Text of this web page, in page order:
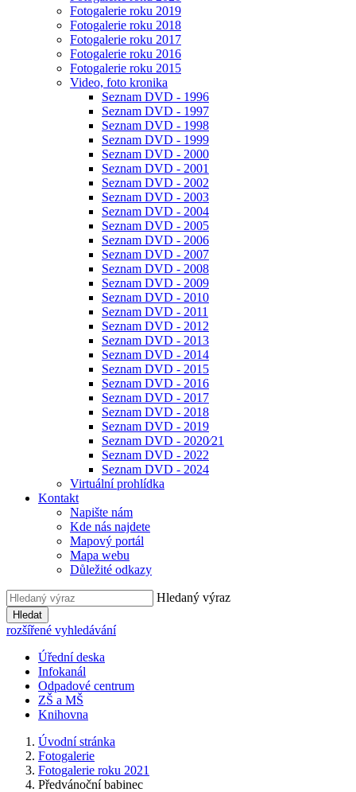
Fotogalerie roku 2019
Fotogalerie roku 2018
Fotogalerie roku 2017
Fotogalerie roku 2016
Fotogalerie roku 2015
Video, foto kronika
Seznam DVD - 1996
Seznam DVD - 1997
Seznam DVD - 1998
Seznam DVD - 1999
Seznam DVD - 2000
Seznam DVD - 2001
Seznam DVD - 2002
Seznam DVD - 2003
Seznam DVD - 2004
Seznam DVD - 2005
Seznam DVD - 2006
Seznam DVD - 2007
Seznam DVD - 2008
Seznam DVD - 2009
Seznam DVD - 2010
Seznam DVD - 2011
Seznam DVD - 2012
Seznam DVD - 2013
Seznam DVD - 2014
Seznam DVD - 2015
Seznam DVD - 2016
Seznam DVD - 2017
Seznam DVD - 2018
Seznam DVD - 2019
Seznam DVD - 2020⁄21
Seznam DVD - 2022
Seznam DVD - 2024
Virtuální prohlídka
Kontakt
Napište nám
Kde nás najdete
Mapový portál
Mapa webu
Důležité odkazy
Hledaný výraz
Hledat
rozšířené vyhledávání
Úřední deska
Infokanál
Odpadové centrum
ZŠ a MŠ
Knihovna
Úvodní stránka
Fotogalerie
Fotogalerie roku 2021
Předvánoční babinec